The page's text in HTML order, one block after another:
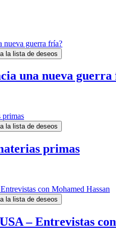
la lista de deseos
una nueva
la lista de deseos
primas
la lista de deseos
– Entrevistas